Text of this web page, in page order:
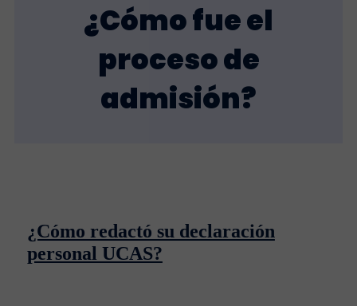
¿Cómo fue el
proceso de
admisión?
¿Cómo redactó su declaración
personal UCAS?